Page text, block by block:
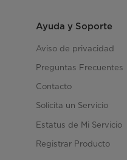
Ayuda y Soporte
Aviso de privacidad
Preguntas Frecuentes
Contacto
Solicita un Servicio
Estatus de Mi Servicio
Registrar Producto